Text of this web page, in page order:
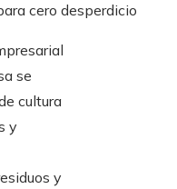
cero desperdicio
se
cultura
y
y